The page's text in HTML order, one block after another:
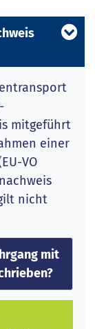
mitgeführt
einer
VO
nicht
mit